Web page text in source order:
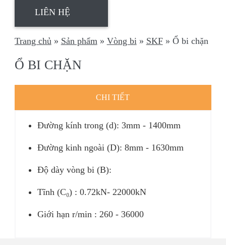
LIÊN HỆ
Trang chủ» Sản phẩm» Vòng bi» SKF» Ổ bi chặn
Ổ BI CHẶN
CHI TIẾT
Đường kính trong (d): 3mm - 1400mm
Đường kinh ngoài (D): 8mm - 1630mm
Độ dày vòng bi (B):
Tĩnh (C₀) : 0.72kN- 22000kN
Giới hạn r/min : 260 - 36000